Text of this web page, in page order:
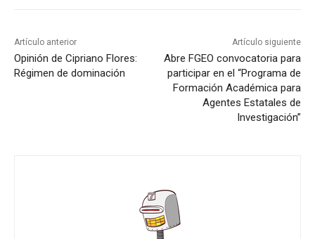
Artículo anterior
Opinión de Cipriano Flores:
Régimen de dominación
Artículo siguiente
Abre FGEO convocatoria para
participar en el “Programa de
Formación Académica para
Agentes Estatales de
Investigación”